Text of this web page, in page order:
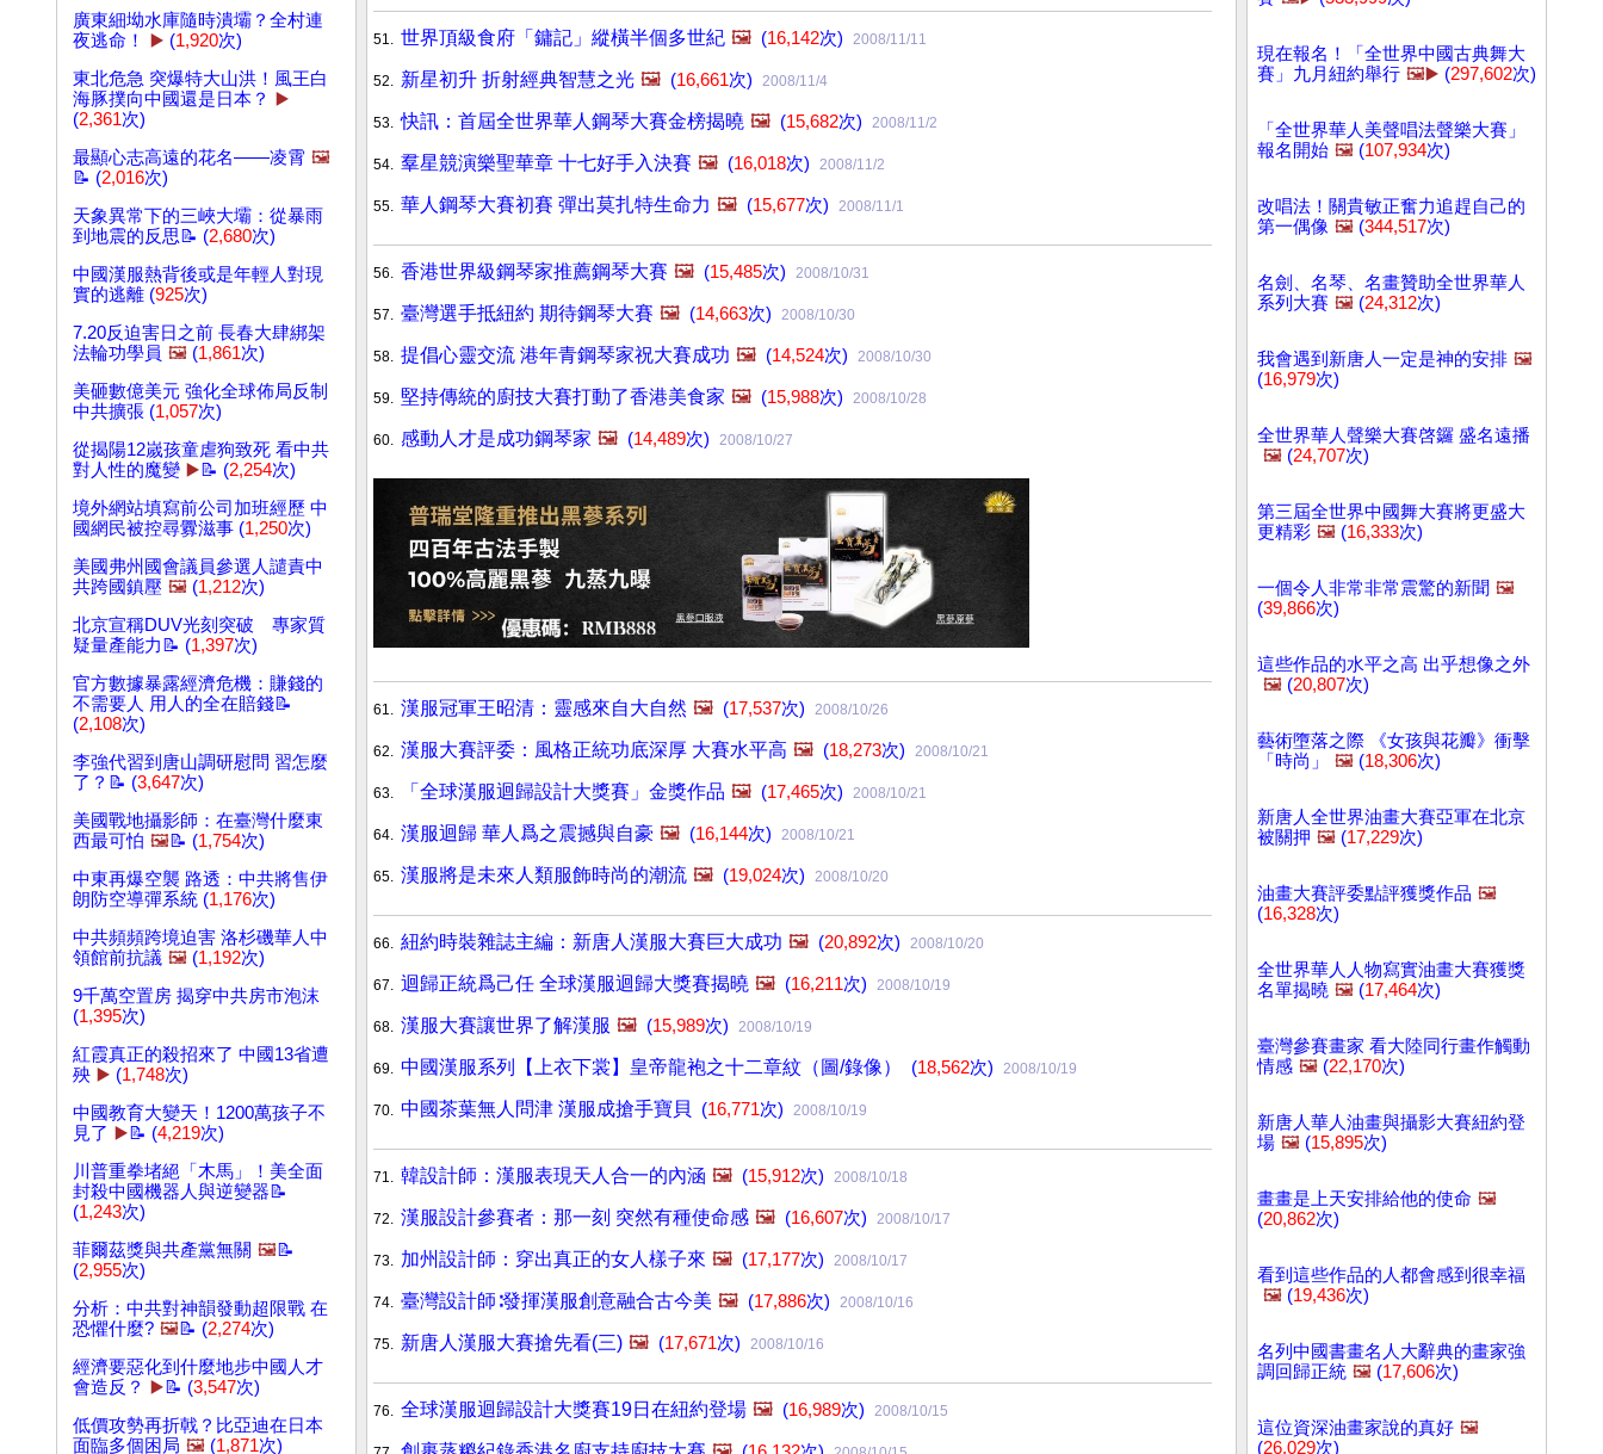
廣東細坳水庫隨時潰壩？全村連
夜逃命！
▶️ (1,920次)
東北危急 突爆特大山洪！風王白
海豚撲向中國還是日本？
▶️
(2,361次)
最顯心志高遠的花名——凌霄 🖼️
📝 (2,016次)
天象異常下的三峽大壩：從暴雨
到地震的反思📝 (2,680次)
中國漢服熱背後或是年輕人對現
實的逃離 (925次)
7.20反迫害日之前 長春大肆綁架
法輪功學員 🖼️ (1,861次)
美砸數億美元 強化全球佈局反制
中共擴張 (1,057次)
從揭陽12嵗孩童虐狗致死 看中共
對人性的魔變 ▶️📝 (2,254次)
境外網站填寫前公司加班經歷 中
國網民被控尋釁滋事 (1,250次)
美國弗州國會議員參選人譴責中
共跨國鎮壓 🖼️ (1,212次)
北京宣稱DUV光刻突破 專家質
疑量產能力📝 (1,397次)
官方數據暴露經濟危機：賺錢的
不需要人 用人的全在賠錢📝
(2,108次)
李強代習到唐山調研慰問 習怎麼
了？📝 (3,647次)
美國戰地攝影師：在臺灣什麼東
西最可怕 🖼️📝 (1,754次)
中東再爆空襲 路透：中共將售伊
朗防空導彈系統 (1,176次)
中共頻頻跨境迫害 洛杉磯華人中
領館前抗議 🖼️ (1,192次)
9千萬空置房 揭穿中共房市泡沫
(1,395次)
紅霞真正的殺招來了 中國13省遭
殃 ▶️ (1,748次)
中國教育大變天！1200萬孩子不
見了 ▶️📝 (4,219次)
川普重拳堵絕「木馬」！美全面
封殺中國機器人與逆變器📝
(1,243次)
菲爾茲獎與共產黨無關 🖼️📝
(2,955次)
分析：中共對神韻發動超限戰 在
恐懼什麼? 🖼️📝 (2,274次)
經濟要惡化到什麼地步中國人才
會造反？
▶️📝 (3,547次)
低價攻勢再折戟？比亞迪在日本
面臨多個困局 🖼️ (1,871次)
51. 世界頂級食府「鏞記」縱橫半個多世紀 🖼️ (16,142次) 2008/11/11
52. 新星初升 折射經典智慧之光 🖼️ (16,661次) 2008/11/4
53.快訊：首屆全世界華人鋼琴大賽金榜揭曉 🖼️ (15,682次) 2008/11/2
54. 羣星競演樂聖華章 十七好手入決賽 🖼️ (16,018次) 2008/11/2
55. 華人鋼琴大賽初賽 彈出莫扎特生命力 🖼️ (15,677次) 2008/11/1
56. 香港世界級鋼琴家推薦鋼琴大賽 🖼️ (15,485次) 2008/10/31
57. 臺灣選手抵紐約 期待鋼琴大賽 🖼️ (14,663次) 2008/10/30
58. 提倡心靈交流 港年青鋼琴家祝大賽成功 🖼️ (14,524次) 2008/10/30
59. 堅持傳統的廚技大賽打動了香港美食家 🖼️ (15,988次) 2008/10/28
60. 感動人才是成功鋼琴家 🖼️ (14,489次) 2008/10/27
61. 漢服冠軍王昭清：靈感來自大自然 🖼️ (17,537次) 2008/10/26
62. 漢服大賽評委：風格正統功底深厚 大賽水平高 🖼️ (18,273次) 2008/10/21
63. 「全球漢服迴歸設計大獎賽」金獎作品 🖼️ (17,465次) 2008/10/21
64. 漢服迴歸 華人爲之震撼與自豪 🖼️ (16,144次) 2008/10/21
65. 漢服將是未來人類服飾時尚的潮流 🖼️ (19,024次) 2008/10/20
66. 紐約時裝雜誌主編：新唐人漢服大賽巨大成功 🖼️ (20,892次) 2008/10/20
67. 迴歸正統爲己任 全球漢服迴歸大獎賽揭曉 🖼️ (16,211次) 2008/10/19
68. 漢服大賽讓世界了解漢服 🖼️ (15,989次) 2008/10/19
69. 中國漢服系列【上衣下裳】皇帝龍袍之十二章紋（圖/錄像） (18,562次) 2008/10/19
70. 中國茶葉無人問津 漢服成搶手寶貝 (16,771次) 2008/10/19
71. 韓設計師：漢服表現天人合一的內涵 🖼️ (15,912次) 2008/10/18
72. 漢服設計參賽者：那一刻 突然有種使命感 🖼️ (16,607次) 2008/10/17
73. 加州設計師：穿出真正的女人樣子來 🖼️ (17,177次) 2008/10/17
74. 臺灣設計師∶發揮漢服創意融合古今美 🖼️ (17,886次) 2008/10/16
75. 新唐人漢服大賽搶先看(三) 🖼️ (17,671次) 2008/10/16
76. 全球漢服迴歸設計大獎賽19日在紐約登場 🖼️ (16,989次) 2008/10/15
現在報名！「全世界中國古典舞大
賽」九月紐約舉行 🖼️▶️ (297,602次)
「全世界華人美聲唱法聲樂大賽」
報名開始 🖼️ (107,934次)
改唱法！關貴敏正奮力追趕自己的
第一偶像 🖼️ (344,517次)
名劍、名琴、名畫贊助全世界華人
系列大賽 🖼️ (24,312次)
我會遇到新唐人一定是神的安排 🖼️
(16,979次)
全世界華人聲樂大賽啓鑼 盛名遠播
🖼️ (24,707次)
第三屆全世界中國舞大賽將更盛大
更精彩 🖼️ (16,333次)
一個令人非常非常震驚的新聞 🖼️
(39,866次)
這些作品的水平之高 出乎想像之外
🖼️ (20,807次)
藝術墮落之際 《女孩與花瓣》衝擊
「時尚」
🖼️ (18,306次)
新唐人全世界油畫大賽亞軍在北京
被關押 🖼️ (17,229次)
油畫大賽評委點評獲獎作品 🖼️
(16,328次)
全世界華人人物寫實油畫大賽獲獎
名單揭曉 🖼️ (17,464次)
臺灣參賽畫家 看大陸同行畫作觸動
情感 🖼️ (22,170次)
新唐人華人油畫與攝影大賽紐約登
場 🖼️ (15,895次)
畫畫是上天安排給他的使命 🖼️
(20,862次)
看到這些作品的人都會感到很幸福
🖼️ (19,436次)
名列中國書畫名人大辭典的畫家強
調回歸正統 🖼️ (17,606次)
這位資深油畫家說的真好 🖼️
(26,029次)